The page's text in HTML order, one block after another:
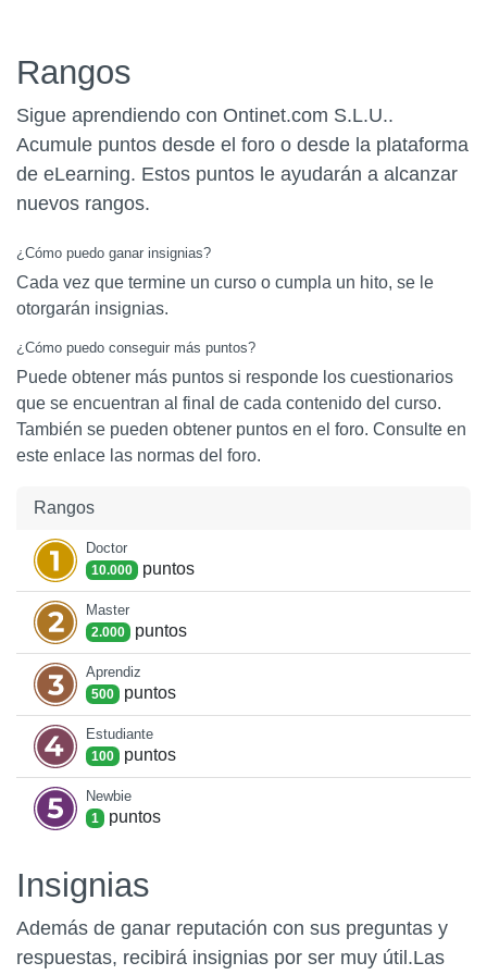
Rangos
Sigue aprendiendo con Ontinet.com S.L.U..
Acumule puntos desde el foro o desde la plataforma
de eLearning. Estos puntos le ayudarán a alcanzar
nuevos rangos.
¿Cómo puedo ganar insignias?
Cada vez que termine un curso o cumpla un hito, se le
otorgarán insignias.
¿Cómo puedo conseguir más puntos?
Puede obtener más puntos si responde los cuestionarios
que se encuentran al final de cada contenido del curso.
También se pueden obtener puntos en el foro. Consulte en
este enlace las normas del foro.
Rangos
Doctor
10.000 puntos
Master
2.000 puntos
Aprendiz
500 puntos
Estudiante
100 puntos
Newbie
1 puntos
Insignias
Además de ganar reputación con sus preguntas y
respuestas, recibirá insignias por ser muy útil.Las